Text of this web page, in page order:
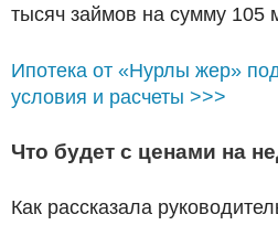
тысяч займов на сумму 105
Ипотека от «Нурлы жер»
условия и расчеты >>>
Что будет с ценами на
Как рассказала